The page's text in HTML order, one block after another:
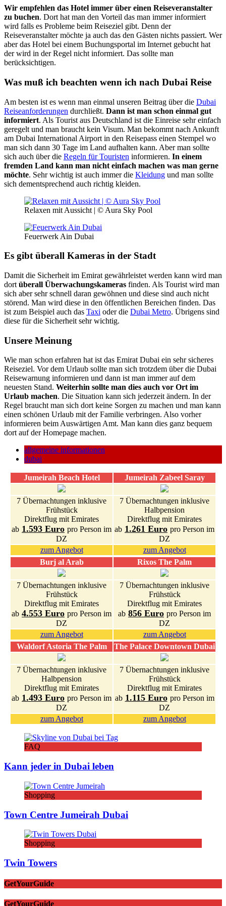
Wir empfehlen das Hotel immer über einen Reiseveranstalter
zu buchen. Dort hat man den Vorteil das man immer informiert
wird falls es Probleme beim Reiseziel gibt. Denn der
Reiseveranstalter möchte ja auch das den Gästen nichts passiert. Wer
aber das Hotel bei einem Buchungsportal im Internet gebucht hat
der wird in der Regel nicht informiert. Das sollte man
berücksichtigen.
Was muß ich beachten wenn ich nach Dubai Reise
Am besten ist es wenn man einmal unseren Beitrag über die Dubai
Reiseanforderungen durchließt. Dann ist man schon einmal gut
informiert. Als Tourist aus Deutschland ist die Einreise sehr einfach
geregelt und man braucht kein Visum. Man bekommt nach Ankunft
am Dubai International Airport in den Reisepass einen Stempel wo
man sich dann 30 Tage im Land aufhalten kann. Aber man sollte
sich auch über die Regeln für Touristen informieren. In einem
fremden Land kann man nicht einfach machen was man gerne
möchte. Sehr wichtig ist auch immer die Kleidung und man sollte
sich dementsprechend auch richtig kleiden.
Relaxen mit Aussicht | © Aura Sky Pool
Feuerwerk Ain Dubai
Es gibt überall Kameras in der Stadt
Damit die Sicherheit im Emirat gewährleistet werden kann wird man
dort überall Überwachungskameras finden. Als Tourist wird man
sich aber sehr schnell daran gewöhnen und diese sind auch nicht
störend. Man wird diese in den öffentlichen Bereichen finden. Das
ist zum Beispiel auch das Taxi oder die Dubai Metro. Übrigens sind
diese für die Sicherheit sehr wichtig.
Unsere Meinung
Wie man schon erfahren hat ist das Emirat Dubai ein sehr sicheres
Reiseziel. Vor dem Urlaub sollte man sich trotzdem über die Dubai
Reisewarnung informieren und dann ist man immer auf dem
neuesten Stand. Weiterhin sollte man dies auch vor Ort im
Urlaub machen. Die Situation kann sich jederzeit ändern. In der
Regel braucht man sich dort keine Sorgen zu machen und man kann
einen schönen Urlaub mit der Familie verbringen. Also vorher
informieren beim Auswärtigen Amt. Man kann dies ganz bequem
dort auf der Homepage machen.
allgemeine informationen
dubai
Jumeirah Beach Hotel Jumeirah Zabeel Saray
7 Übernachtungen inklusive
Frühstück
Direktflug mit Emirates
ab 1.593 Euro pro Person im
DZ
7 Übernachtungen inklusive
Halbpension
Direktflug mit Emirates
ab 1.261 Euro pro Person im
DZ
zum Angebot
zum Angebot
Burj al Arab
Rixos The Palm
7 Übernachtungen inklusive
Frühstück
Direktflug mit Emirates
ab 4.553 Euro pro Person im
DZ
7 Übernachtungen inklusive
Frühstück
Direktflug mit Emirates
ab 856 Euro pro Person im
DZ
zum Angebot
zum Angebot
Waldorf Astoria The Palm
The Palace Downtown Dubai
7 Übernachtungen inklusive
Halbpension
Direktflug mit Emirates
ab 1.493 Euro pro Person im
DZ
7 Übernachtungen inklusive
Frühstück
Direktflug mit Emirates
ab 1.115 Euro pro Person im
DZ
zum Angebot
zum Angebot
FAQ
Kann jeder in Dubai leben
Shopping
Town Centre Jumeirah Dubai
Shopping
Twin Towers
GetYourGuide
GetYourGuide